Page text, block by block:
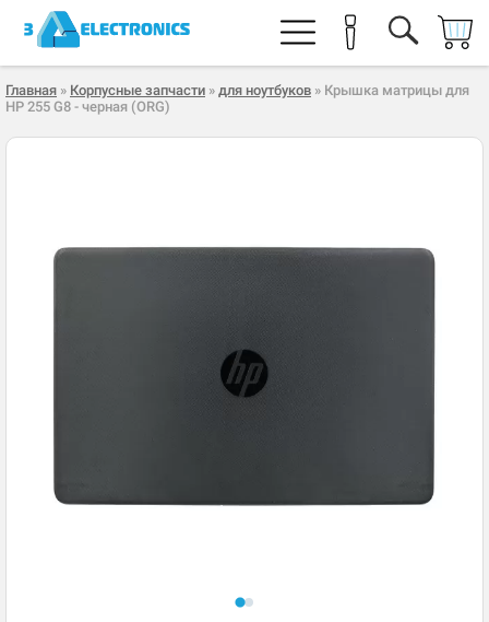
Главная » Корпусные запчасти » для ноутбуков » Крышка матрицы для
HP 255 G8 - черная (ORG)